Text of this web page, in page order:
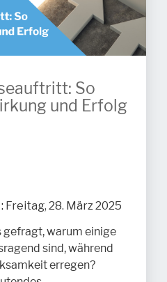
So
und Erfolg
: Freitag, 28. März 2025
gefragt, warum einige
sind, während
erregen?